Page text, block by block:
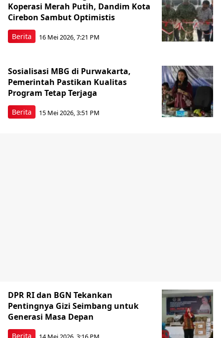
Berita
Koperasi Merah Putih, Dandim Kota
Cirebon Sambut Optimistis
16 Mei 2026, 7:21 PM
Berita
Sosialisasi MBG di Purwakarta,
Pemerintah Pastikan Kualitas
Program Tetap Terjaga
15 Mei 2026, 3:51 PM
Berita
DPR RI dan BGN Tekankan
Pentingnya Gizi Seimbang untuk
Generasi Masa Depan